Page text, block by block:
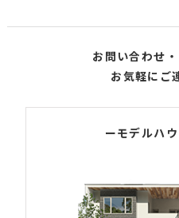
お問い合わせ
お気軽にご
ーモデルハ